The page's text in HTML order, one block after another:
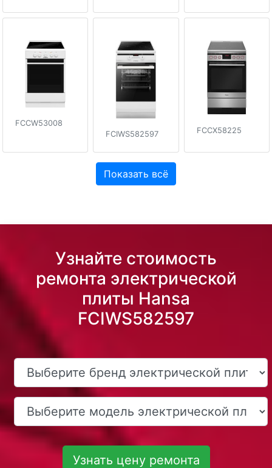
FCCW53008
FCIWS582597
FCCX58225
Показать всё
Узнайте стоимость
ремонта электрической
плиты Hansa
FCIWS582597
Узнать цену ремонта